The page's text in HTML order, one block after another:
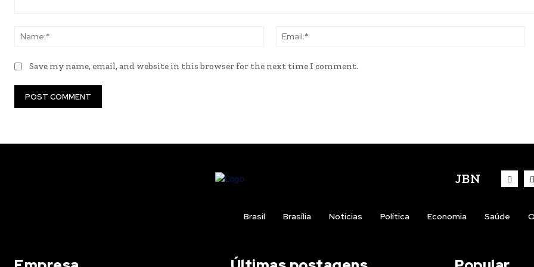
Name:*
Save my name, email, and website in this browser for the next time I comment.
JBN
Brasil Brasília Noticias Política Economia Saúde